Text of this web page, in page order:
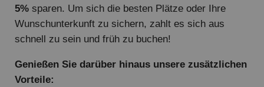
5% sparen. Um sich die besten Plätze oder Ihre
Wunschunterkunft zu sichern, zahlt es sich aus
schnell zu sein und früh zu buchen!
Genießen Sie darüber hinaus unsere zusätzlichen
Vorteile: